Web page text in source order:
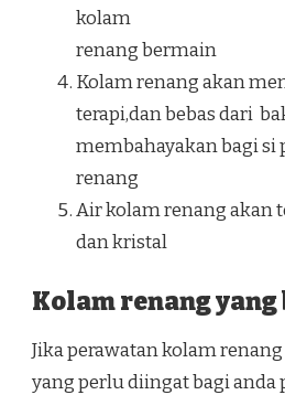
kolam
renang bermain
Kolam renang akan
terapi,dan bebas dari
membahayakan bagi si
renang
Air kolam renang akan
dan kristal
Kolam renang yang
Jika perawatan kolam
yang perlu diingat bagi